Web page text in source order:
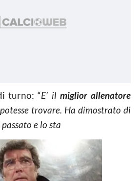
turno: “E’ il miglior allenatore
trovare. Ha dimostrato di
e lo sta